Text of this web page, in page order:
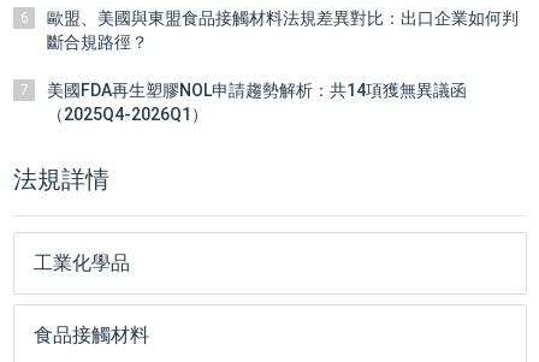
6
歐盟、美國與東盟食品接觸材料法規差異對比：出口企業如何判
斷合規路徑？
7
美國FDA再生塑膠NOL申請趨勢解析：共14項獲無異議函
（2025Q4-2026Q1）
法規詳情
工業化學品
食品接觸材料